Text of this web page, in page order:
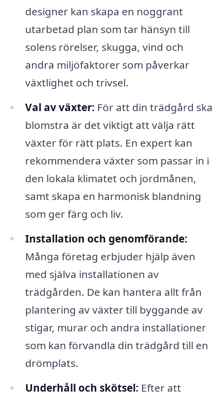
designer kan skapa en noggrant
utarbetad plan som tar hänsyn till
solens rörelser, skugga, vind och
andra miljöfaktorer som påverkar
växtlighet och trivsel.
Val av växter: För att din trädgård ska
blomstra är det viktigt att välja rätt
växter för rätt plats. En expert kan
rekommendera växter som passar in i
den lokala klimatet och jordmånen,
samt skapa en harmonisk blandning
som ger färg och liv.
Installation och genomförande:
Många företag erbjuder hjälp även
med själva installationen av
trädgården. De kan hantera allt från
plantering av växter till byggande av
stigar, murar och andra installationer
som kan förvandla din trädgård till en
drömplats.
Underhåll och skötsel: Efter att